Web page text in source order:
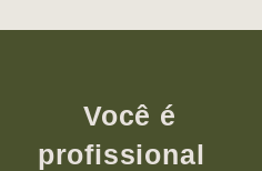
Você é
profissional